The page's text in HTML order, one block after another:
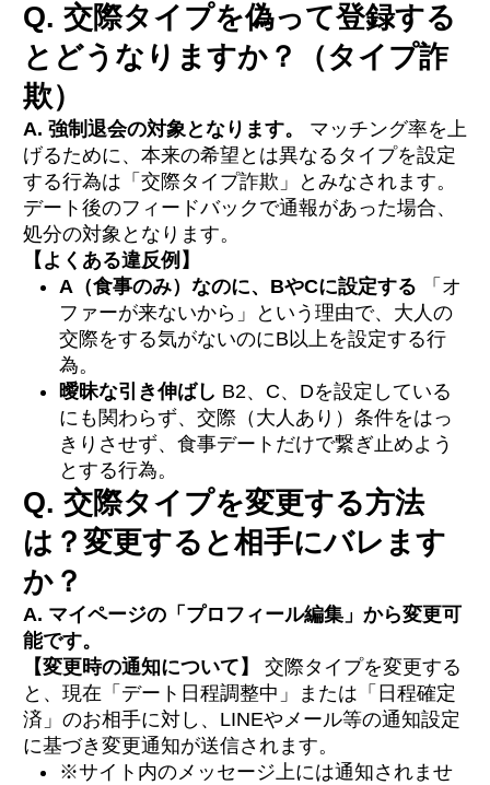
Q. 交際タイプを偽って登録する
とどうなりますか？（タイプ詐
欺）
A. 強制退会の対象となります。
マッチング率を上
げるために、本来の希望とは異なるタイプを設定
する行為は「交際タイプ詐欺」とみなされます。
デート後のフィードバックで通報があった場合、
処分の対象となります。
【よくある違反例】
A（食事のみ）なのに、BやCに設定する 「オ
ファーが来ないから」という理由で、大人の
交際をする気がないのにB以上を設定する行
為。
曖昧な引き伸ばし B2、C、Dを設定している
にも関わらず、交際（大人あり）条件をはっ
きりさせず、食事デートだけで繋ぎ止めよう
とする行為。
Q. 交際タイプを変更する方法
は？変更すると相手にバレます
か？
A. マイページの「プロフィール編集」から変更可
能です。
【変更時の通知について】
交際タイプを変更する
と、現在「デート日程調整中」または「日程確定
済」のお相手に対し、LINEやメール等の通知設定
に基づき変更通知が送信されます。
※サイト内のメッセージ上には通知されませ